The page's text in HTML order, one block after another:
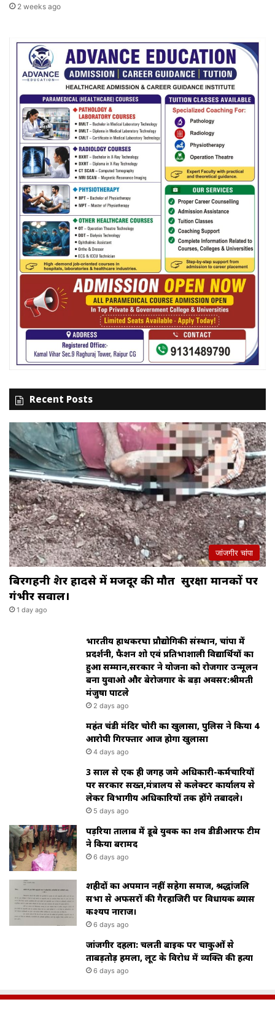
2 weeks ago
Recent Posts
जांजगीर चांपा
बिरगहनी क्रेशर हादसे में मजदूर की मौत सुरक्षा मानकों पर
गंभीर सवाल।
1 day ago
भारतीय हाथकरघा प्रौद्योगिकी संस्थान, चांपा में
प्रदर्शनी, फैशन शो एवं प्रतिभाशाली विद्यार्थियों का
हुआ सम्मान,सरकार ने योजना को रोजगार उन्मूलन
बना युवाओ और बेरोजगार के बड़ा अवसर:श्रीमती
मंजुषा पाटले
2 days ago
महंत चंडी मंदिर चोरी का खुलासा, पुलिस ने किया 4
आरोपी गिरफ्तार आज होगा खुलासा
4 days ago
3 साल से एक ही जगह जमे अधिकारी-कर्मचारियों
पर सरकार सख्त,मंत्रालय से कलेक्टर कार्यालय से
लेकर विभागीय अधिकारियों तक होंगे तबादले।
5 days ago
पड़रिया तालाब में डूबे युवक का शव डीडीआरफ टीम
ने किया बरामद
6 days ago
शहीदों का अपमान नहीं सहेगा समाज, श्रद्धांजलि
सभा से अफसरों की गैरहाजिरी पर विधायक ब्यास
कश्यप नाराज।
6 days ago
जांजगीर दहला: चलती बाइक पर चाकुओं से
ताबड़तोड़ हमला, लूट के विरोध में व्यक्ति की हत्या
6 days ago